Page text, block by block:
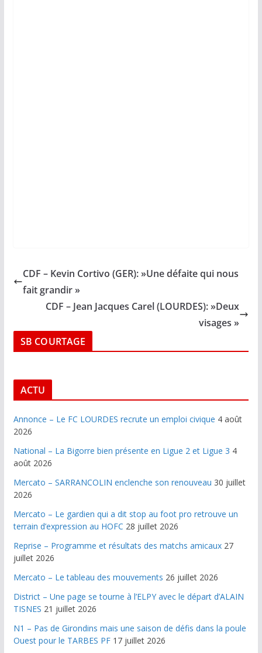
CDF – Kevin Cortivo (GER): »Une défaite qui nous
fait grandir »
CDF – Jean Jacques Carel (LOURDES): »Deux
visages »
SB COURTAGE
ACTU
Annonce – Le FC LOURDES recrute un emploi civique 4 août
2026
National – La Bigorre bien présente en Ligue 2 et Ligue 3 4
août 2026
Mercato – SARRANCOLIN enclenche son renouveau 30 juillet
2026
Mercato – Le gardien qui a dit stop au foot pro retrouve un
terrain d’expression au HOFC 28 juillet 2026
Reprise – Programme et résultats des matchs amicaux 27
juillet 2026
Mercato – Le tableau des mouvements 26 juillet 2026
District – Une page se tourne à l’ELPY avec le départ d’ALAIN
TISNES 21 juillet 2026
N1 – Pas de Girondins mais une saison de défis dans la poule
Ouest pour le TARBES PF 17 juillet 2026